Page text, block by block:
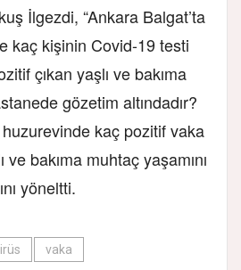
İlgezdi, “Ankara Balgat’ta
kaç kişinin Covid-19 testi
çıkan yaşlı ve bakıma
gözetim altındadır?
kaç pozitif vaka
ve bakıma muhtaç yaşamını
yöneltti.
vaka